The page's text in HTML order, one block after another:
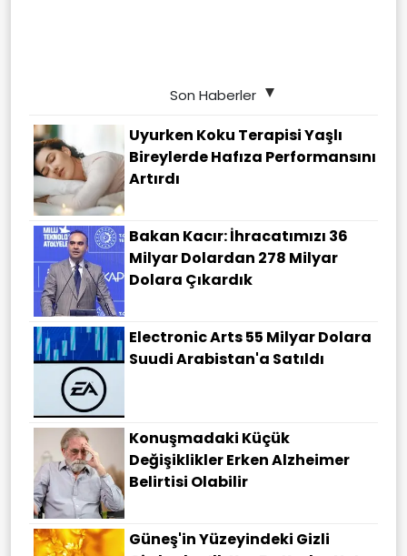
Son Haberler
Uyurken Koku Terapisi Yaşlı
Bireylerde Hafıza Performansını
Artırdı
Bakan Kacır: İhracatımızı 36
Milyar Dolardan 278 Milyar
Dolara Çıkardık
Electronic Arts 55 Milyar Dolara
Suudi Arabistan'a Satıldı
Konuşmadaki Küçük
Değişiklikler Erken Alzheimer
Belirtisi Olabilir
Güneş'in Yüzeyindeki Gizli